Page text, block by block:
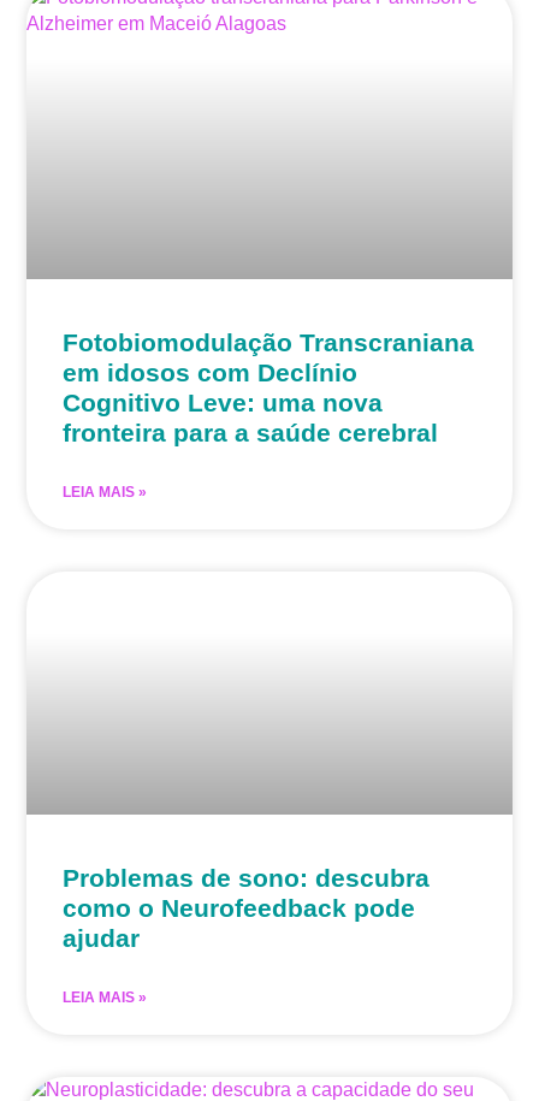
Fotobiomodulação Transcraniana
em idosos com Declínio
Cognitivo Leve: uma nova
fronteira para a saúde cerebral
LEIA MAIS »
Problemas de sono: descubra
como o Neurofeedback pode
ajudar
LEIA MAIS »